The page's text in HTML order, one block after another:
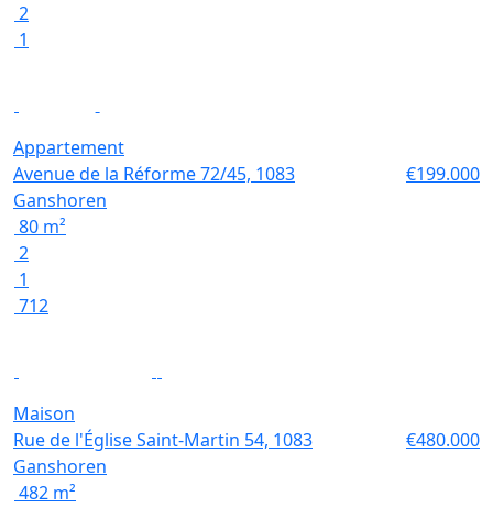
2
1
Appartement
Avenue de la Réforme 72/45, 1083
Ganshoren
€199.000
80 m²
2
1
712
Maison
Rue de l'Église Saint-Martin 54, 1083
Ganshoren
€480.000
482 m²